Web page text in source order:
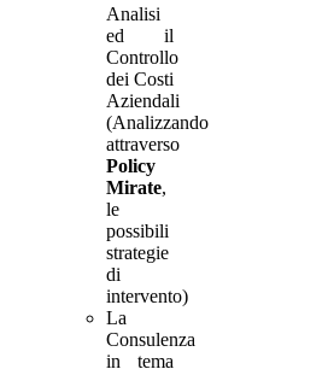
Analisi
ed il
Controllo
dei Costi
Aziendali
(Analizzando
attraverso
Policy
Mirate,
le
possibili
strategie
di
intervento)
La
Consulenza
in tema